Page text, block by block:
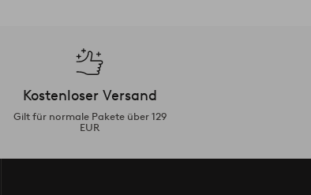
Kostenloser Versand
Gilt für normale Pakete über 129
EUR